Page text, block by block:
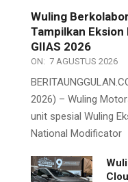
Wuling
Tampilkan
GIIAS 2026
ON: 7 AGUSTUS 2026
2026) – Wuling
unit spesial Wuling
National Modificator